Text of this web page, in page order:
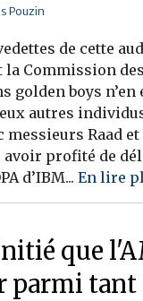
Pouzin
de cette
la Commission
golden boys
autres
messieurs Raad
avoir profité de
d’IBM... En lire
que
parmi tant